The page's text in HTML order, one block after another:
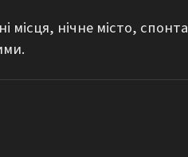
нічне місто,